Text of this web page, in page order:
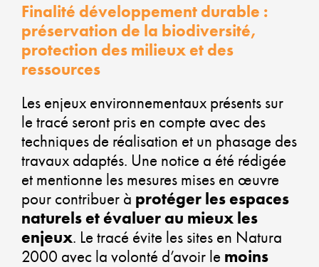
ET
Finalité développement durable :
préservation de la biodiversité,
protection des milieux et des
ressources
Les enjeux environnementaux présents sur
le tracé seront pris en compte avec des
techniques de réalisation et un phasage des
travaux adaptés. Une notice a été rédigée
et mentionne les mesures mises en œuvre
pour contribuer à protéger les espaces
naturels et évaluer au mieux les
enjeux. Le tracé évite les sites en Natura
2000 avec la volonté d’avoir le moins